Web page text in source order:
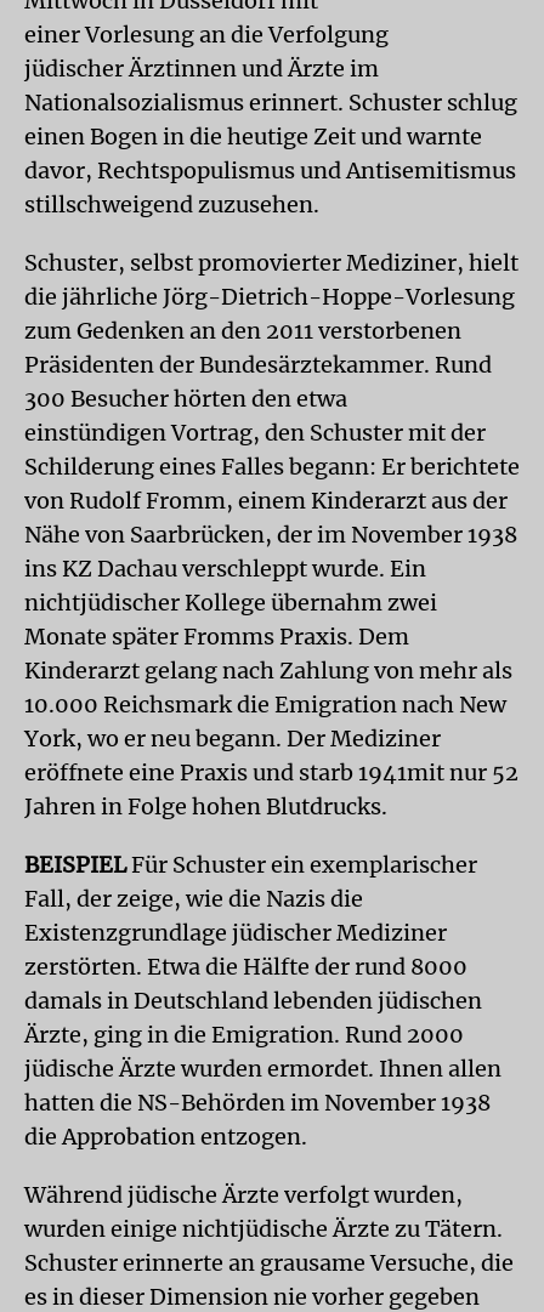
einer Vorlesung an die Verfolgung
jüdischer Ärztinnen und Ärzte im
Nationalsozialismus erinnert. Schuster schlug
einen Bogen in die heutige Zeit und warnte
davor, Rechtspopulismus und Antisemitismus
stillschweigend zuzusehen.
Schuster, selbst promovierter Mediziner, hielt
die jährliche Jörg-Dietrich-Hoppe-Vorlesung
zum Gedenken an den 2011 verstorbenen
Präsidenten der Bundesärztekammer. Rund
300 Besucher hörten den etwa
einstündigen Vortrag, den Schuster mit der
Schilderung eines Falles begann: Er berichtete
von Rudolf Fromm, einem Kinderarzt aus der
Nähe von Saarbrücken, der im November 1938
ins KZ Dachau verschleppt wurde. Ein
nichtjüdischer Kollege übernahm zwei
Monate später Fromms Praxis. Dem
Kinderarzt gelang nach Zahlung von mehr als
10.000 Reichsmark die Emigration nach New
York, wo er neu begann. Der Mediziner
eröffnete eine Praxis und starb 1941mit nur 52
Jahren in Folge hohen Blutdrucks.
BEISPIELFür Schuster ein exemplarischer
Fall, der zeige, wie die Nazis die
Existenzgrundlage jüdischer Mediziner
zerstörten. Etwa die Hälfte der rund 8000
damals in Deutschland lebenden jüdischen
Ärzte, ging in die Emigration. Rund 2000
jüdische Ärzte wurden ermordet. Ihnen allen
hatten die NS-Behörden im November 1938
die Approbation entzogen.
Während jüdische Ärzte verfolgt wurden,
wurden einige nichtjüdische Ärzte zu Tätern.
Schuster erinnerte an grausame Versuche, die
es in dieser Dimension nie vorher gegeben